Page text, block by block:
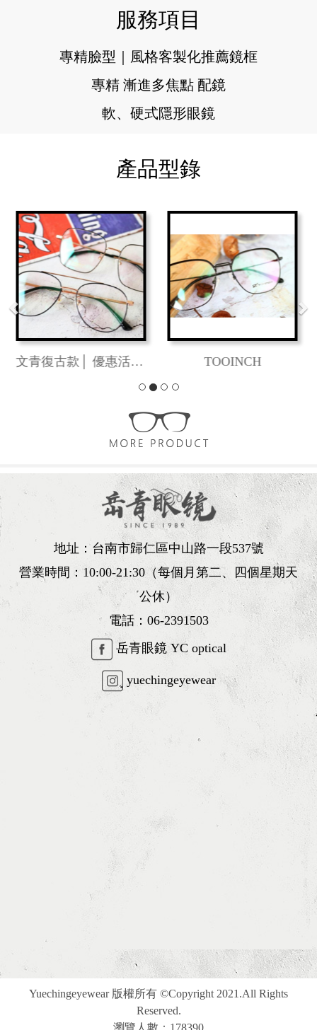
服務項目
專精臉型｜風格客製化推薦鏡框
專精 漸進多焦點 配鏡
軟、硬式隱形眼鏡
產品型錄
RAYBAN ODBO
地址：台南市歸仁區中山路一段537號
營業時間：10:00-21:30（每個月第二、四個星期天
公休）
電話： 06-2391503
岳青眼鏡 YC optical
yuechingeyewear
Yuechingeyewear 版權所有 ©Copyright 2021.All Rights
Reserved.
瀏覽人數：178390